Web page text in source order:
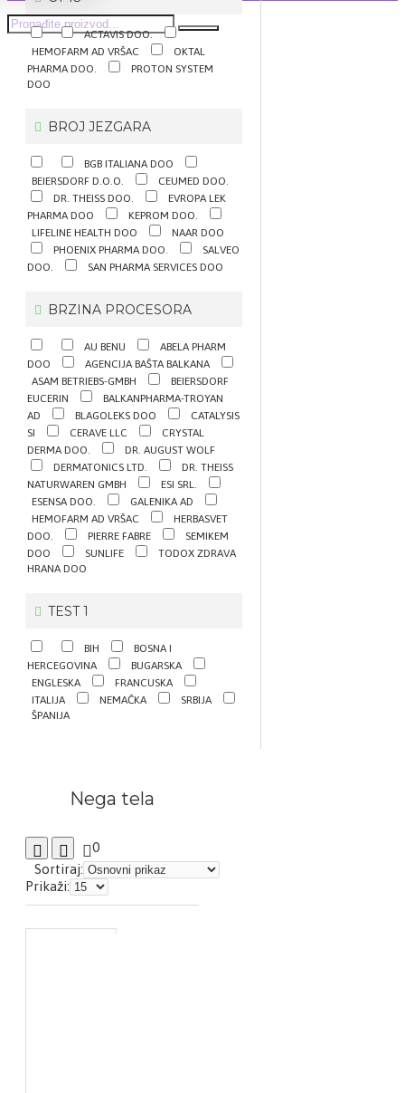
ACTAVIS DOO.
HEMOFARM AD VRŠAC
OKTAL
PHARMA DOO.
PROTON SYSTEM
DOO
BROJ JEZGARA
BGB ITALIANA DOO
BEIERSDORF D.O.O.
CEUMED DOO.
DR. THEISS DOO.
EVROPA LEK
PHARMA DOO
KEPROM DOO.
LIFELINE HEALTH DOO
NAAR DOO
PHOENIX PHARMA DOO.
SALVEO
DOO.
SAN PHARMA SERVICES DOO
BRZINA PROCESORA
AU BENU
ABELA PHARM
DOO
AGENCIJA BAŠTA BALKANA
ASAM BETRIEBS-GMBH
BEIERSDORF
EUCERIN
BALKANPHARMA-TROYAN
AD
BLAGOLEKS DOO
CATALYSIS
SI
CERAVE LLC
CRYSTAL
DERMA DOO.
DR. AUGUST WOLF
DERMATONICS LTD.
DR. THEISS
NATURWAREN GMBH
ESI SRL.
ESENSA DOO.
GALENIKA AD
HEMOFARM AD VRŠAC
HERBASVET
DOO.
PIERRE FABRE
SEMIKEM
DOO
SUNLIFE
TODOX ZDRAVA
HRANA DOO
TEST 1
BIH
BOSNA I
HERCEGOVINA
BUGARSKA
ENGLESKA
FRANCUSKA
ITALIJA
NEMAČKA
SRBIJA
ŠPANIJA
Nega tela
0
Sortiraj:
Prikaži: